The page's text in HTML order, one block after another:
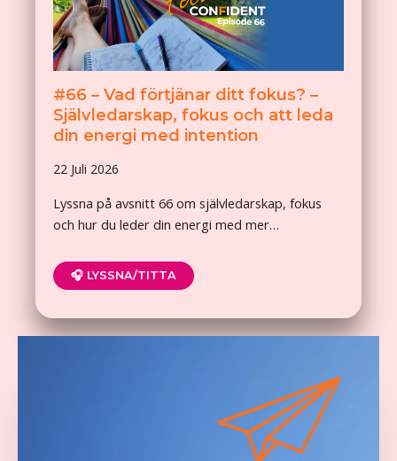
#66 – Vad förtjänar ditt fokus? –
Självledarskap, fokus och att leda
din energi med intention
22 Juli 2026
Lyssna på avsnitt 66 om självledarskap, fokus
och hur du leder din energi med mer…
🎧 LYSSNA/TITTA